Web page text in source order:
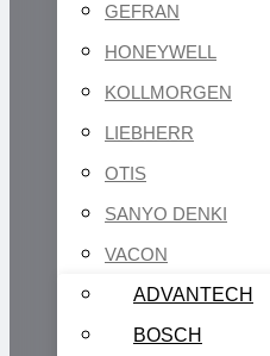
GEFRAN
HONEYWELL
KOLLMORGEN
LIEBHERR
OTIS
SANYO DENKI
VACON
ADVANTECH
BOSCH